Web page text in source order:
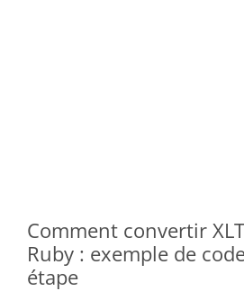
Comment convertir
Ruby : exemple de
étape